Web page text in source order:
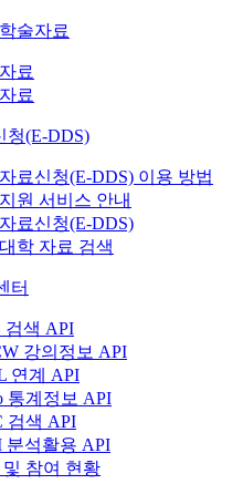
술자료
료
료
청(E-DDS)
료신청(E-DDS) 이용 방법
원 서비스 안내
료신청(E-DDS)
학 자료 검색
터
검색 API
강의정보 API
연계 API
통계정보 API
검색 API
분석활용 API
및 참여 현황